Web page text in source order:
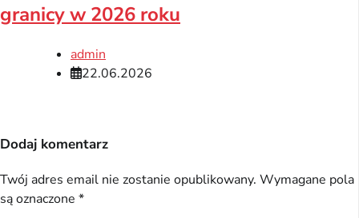
granicy w 2026 roku
admin
22.06.2026
Dodaj komentarz
Twój adres email nie zostanie opublikowany. Wymagane pola
są oznaczone *